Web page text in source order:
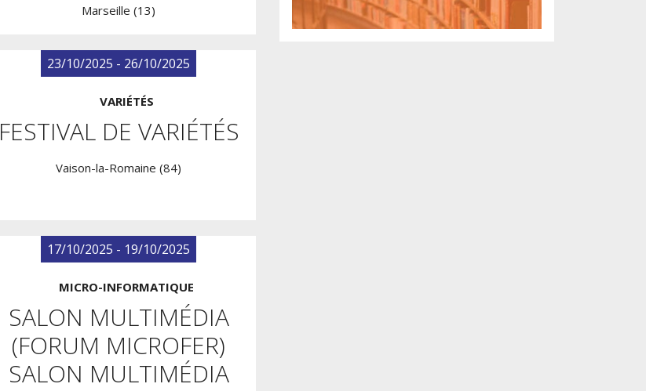
Marseille (13)
23/10/2025 - 26/10/2025
VARIÉTÉS
FESTIVAL DE VARIÉTÉS
Vaison-la-Romaine (84)
17/10/2025 - 19/10/2025
MICRO-INFORMATIQUE
SALON MULTIMÉDIA
(FORUM MICROFER)
SALON MULTIMÉDIA